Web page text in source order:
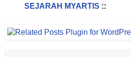
SEJARAH MYARTIS ::